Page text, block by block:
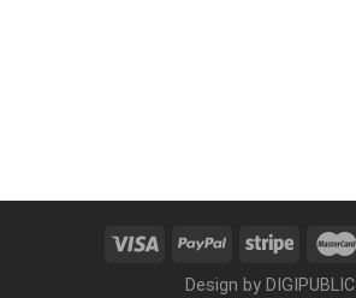
Design by DIGIPUBLIC